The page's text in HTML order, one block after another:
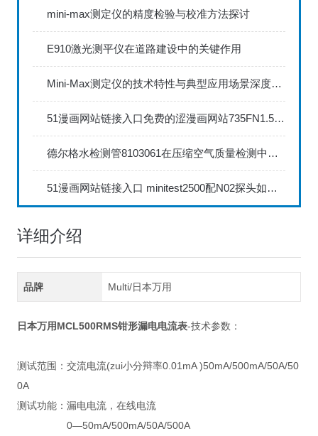
mini-max测定仪的精度检验与校准方法探讨
E910激光测平仪在道路建设中的关键作用
Mini-Max测定仪的技术特性与典型应用场景深度解读
51漫画网站链接入口免费的涩漫画网站735FN1.5正确的校准步骤
德尔格水检测管8103061在压缩空气质量检测中的应用
51漫画网站链接入口 minitest2500配N02探头如何两点校准？
详细介绍
品牌 Multi/日本万用
日本万用MCL500RMS钳形漏电电流表-技术参数：
测试范围：交流电流(zui小分辩率0.01mA )50mA/500mA/50A/50
0A
测试功能：漏电电流，在线电流
0—50mA/500mA/50A/500A